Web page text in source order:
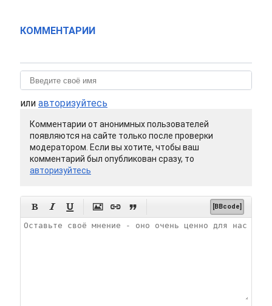
КОММЕНТАРИИ
или авторизуйтесь
Комментарии от анонимных пользователей
появляются на сайте только после проверки
модератором. Если вы хотите, чтобы ваш
комментарий был опубликован сразу, то
авторизуйтесь
      [BBcode]